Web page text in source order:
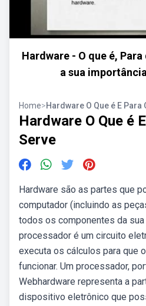
Hardware - O que é, Para
a sua
Home>Hardware O Que é E Para
Hardware O Que é
Serve
Hardware são as partes que
computador (incluindo as
todos os componentes da
processador é um circuito
executa os cálculos para que
funcionar. Um processador,
Webhardware representa a
dispositivo eletrônico que